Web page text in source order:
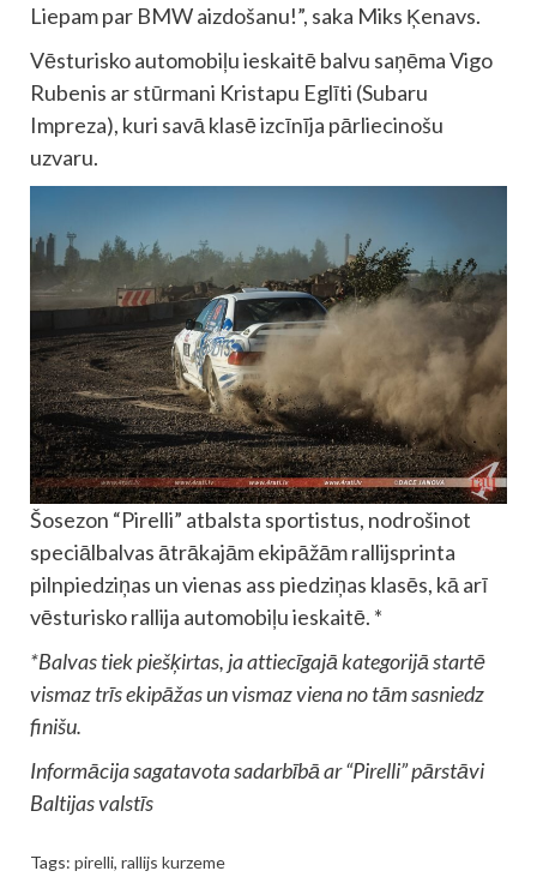
Liepam par BMW aizdošanu!”, saka Miks Ķenavs.
Vēsturisko automobiļu ieskaitē balvu saņēma Vigo
Rubenis ar stūrmani Kristapu Eglīti (Subaru
Impreza), kuri savā klasē izcīnīja pārliecinošu
uzvaru.
Šosezon “Pirelli” atbalsta sportistus, nodrošinot
speciālbalvas ātrākajām ekipāžām rallijsprinta
pilnpiedziņas un vienas ass piedziņas klasēs, kā arī
vēsturisko rallija automobiļu ieskaitē. *
*Balvas tiek piešķirtas, ja attiecīgajā kategorijā startē
vismaz trīs ekipāžas un vismaz viena no tām sasniedz
finišu.
Informācija sagatavota sadarbībā ar “Pirelli” pārstāvi
Baltijas valstīs
Tags: pirelli, rallijs kurzeme